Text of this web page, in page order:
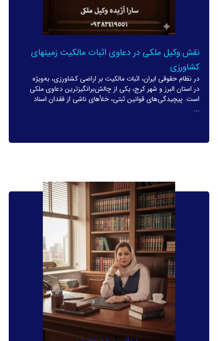
نقش وکیل ملکی در دعاوی اثبات مالکیت زمینهای
کشاورزی
در نظام حقوقی ایران، اثبات مالکیت بر اراضی کشاورزی، به‌ویژه
در استان البرز و شهر کرج، یکی از چالش‌برانگیزترین دعاوی ملکی
است. پیچیدگی‌های قوانین ثبتی، خلأهای ناشی از فقدان اسناد
...